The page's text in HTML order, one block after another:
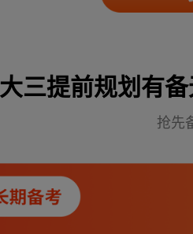
大三提前规划有
抢先